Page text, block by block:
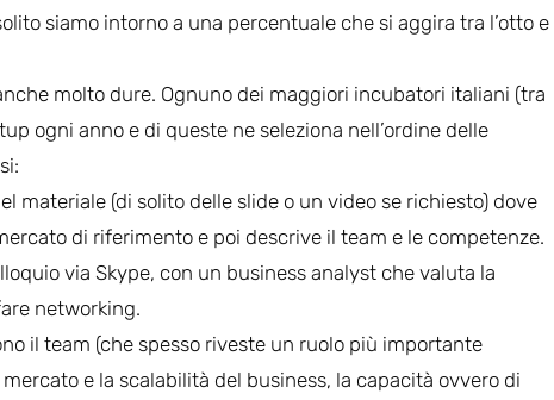
siamo intorno a una percentuale che si aggira tra l’otto e
molto dure. Ognuno dei maggiori incubatori italiani (tra
ogni anno e di queste ne seleziona nell’ordine delle
materiale (di solito delle slide o un video se richiesto) dove
di riferimento e poi descrive il team e le competenze.
via Skype, con un business analyst che valuta la
networking.
il team (che spesso riveste un ruolo più importante
e la scalabilità del business, la capacità ovvero di